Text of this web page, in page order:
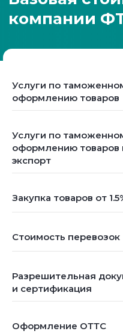
Услуги по
оформлению товаров
Услуги по
оформлению товаров
экспорт
Закупка товаров от
Стоимость перевозок
Разрешительная
и сертификация
Оформление ОТТС